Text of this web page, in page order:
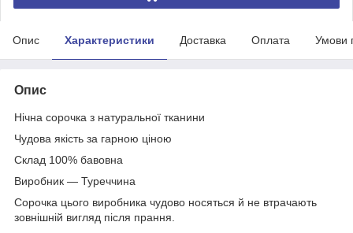
Опис Характеристики Доставка Оплата Умови
Опис
Нічна сорочка з натуральної тканини
Чудова якість за гарною ціною
Склад 100% бавовна
Виробник — Туреччина
Сорочка цього виробника чудово носяться й не втрачають
зовнішній вигляд після прання.